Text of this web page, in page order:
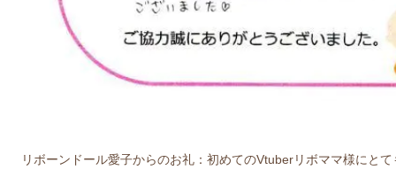
リボーンドール愛子からのお礼：初めてのVtuberリボママ様にと